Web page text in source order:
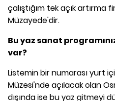
çalıştığım tek açık artırma
Müzayede'dir.
Bu yaz sanat
var?
Listemin bir numarası yurt
Müzesi'nde açılacak olan
dışında ise bu yaz gitmeyi